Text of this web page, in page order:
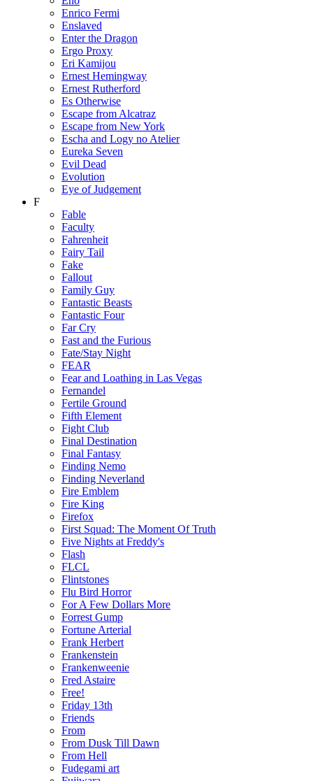
Enrico Fermi
Enslaved
Enter the Dragon
Ergo Proxy
Eri Kamijou
Ernest Hemingway
Ernest Rutherford
Es Otherwise
Escape from Alcatraz
Escape from New York
Escha and Logy no Atelier
Eureka Seven
Evil Dead
Evolution
Eye of Judgement
F
Fable
Faculty
Fahrenheit
Fairy Tail
Fake
Fallout
Family Guy
Fantastic Beasts
Fantastic Four
Far Cry
Fast and the Furious
Fate/Stay Night
FEAR
Fear and Loathing in Las Vegas
Fernandel
Fertile Ground
Fifth Element
Fight Club
Final Destination
Final Fantasy
Finding Nemo
Finding Neverland
Fire Emblem
Fire King
Firefox
First Squad: The Moment Of Truth
Five Nights at Freddy's
Flash
FLCL
Flintstones
Flu Bird Horror
For A Few Dollars More
Forrest Gump
Fortune Arterial
Frank Herbert
Frankenstein
Frankenweenie
Fred Astaire
Free!
Friday 13th
Friends
From
From Dusk Till Dawn
From Hell
Fudegami art